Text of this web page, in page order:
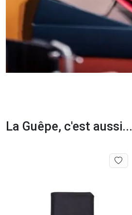
La Guêpe, c'est aussi...